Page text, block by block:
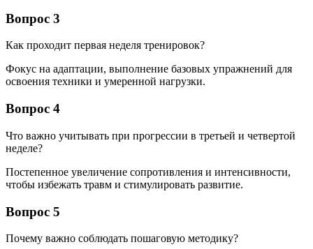
Вопрос 3
Как проходит первая неделя тренировок?
Фокус на адаптации, выполнение базовых упражнений для
освоения техники и умеренной нагрузки.
Вопрос 4
Что важно учитывать при прогрессии в третьей и четвертой
неделе?
Постепенное увеличение сопротивления и интенсивности,
чтобы избежать травм и стимулировать развитие.
Вопрос 5
Почему важно соблюдать пошаговую методику?